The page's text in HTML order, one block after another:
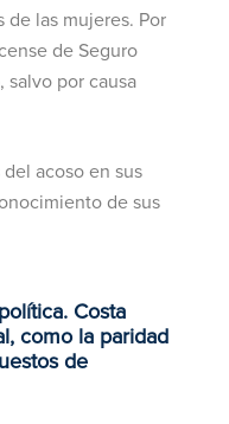
de las mujeres. Por
de Seguro
salvo por causa
acoso en sus
de sus
Costa
como la paridad
de